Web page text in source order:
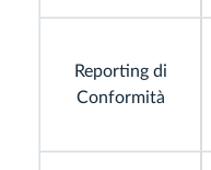
Reporting di
Conformità